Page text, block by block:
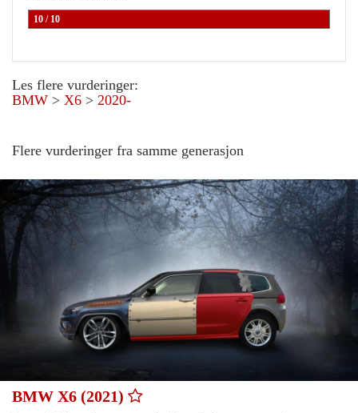
10 / 10
Les flere vurderinger:
BMW > X6 > 2020-
Flere vurderinger fra samme generasjon
BMW X6 (2021)